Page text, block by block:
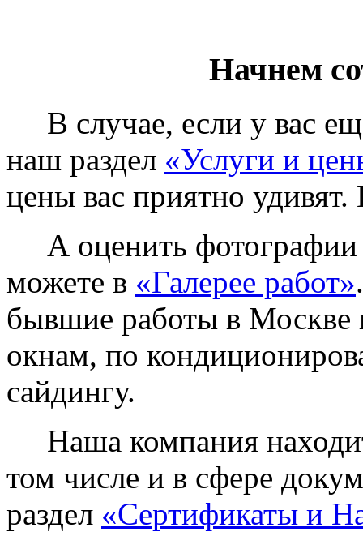
Начнем
В случае, если у вас
наш раздел «Услуги и
цены вас приятно
А оценить фотографии
можете в «Галерее работ»
бывшие работы в Москве
окнам, по
сайдингу.
Наша компания
том числе и в сфере
раздел «Сертификаты и